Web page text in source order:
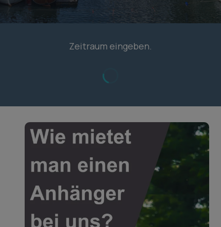
Zeitraum eingeben.